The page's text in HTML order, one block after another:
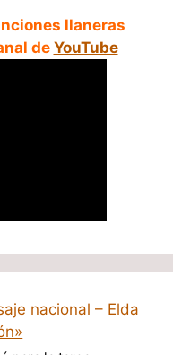
llaneras
de YouTube
nacional – Elda